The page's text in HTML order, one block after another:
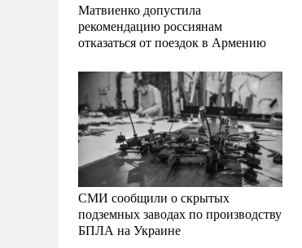
Матвиенко допустила
рекомендацию россиянам
отказаться от поездок в Армению
СМИ сообщили о скрытых
подземных заводах по производству
БПЛА на Украине